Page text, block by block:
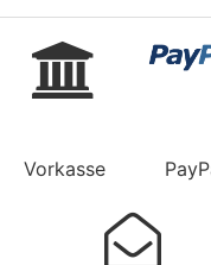
Vorkasse